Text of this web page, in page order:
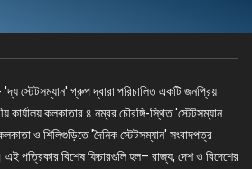
'দ্য স্টেটসম্যান' গ্রুপ দ্বারা পরিচালিত একটি জনপ্রিয়
কার্যালয় কলকাতার ৪ নম্বর চৌরঙ্গি-স্থিত 'স্টেটসম্যান
ও শিলিগুড়িতে 'দৈনিক স্টেটসম্যান' সংবাদপত্র
এই পত্রিকার বিশেষ ফিচারগুলি হল– রাজ্য, দেশ ও বিদেশের